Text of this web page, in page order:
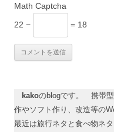
Math Captcha
22 −
= 18
kakoのblogです。 携帯型
作やソフト作り、改造等の
最近は旅行ネタと食べ物ネ